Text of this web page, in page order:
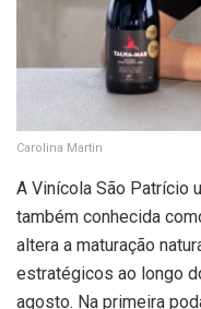
Carolina Martin
A Vinícola São Patrício
também conhecida
altera a maturação
estratégicos ao longo
agosto. Na primeira